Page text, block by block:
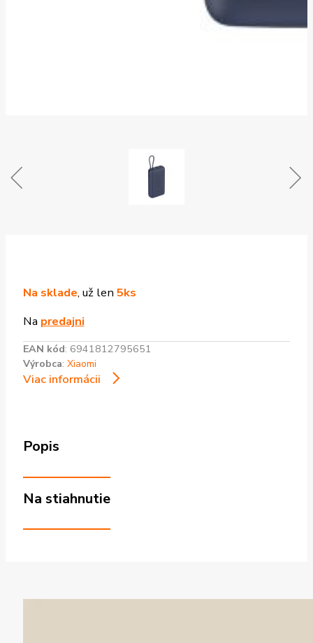
Na sklade, už len 5ks
Na predajni
EAN kód: 6941812795651
Výrobca: Xiaomi
Viac informácii
Popis
Na stiahnutie